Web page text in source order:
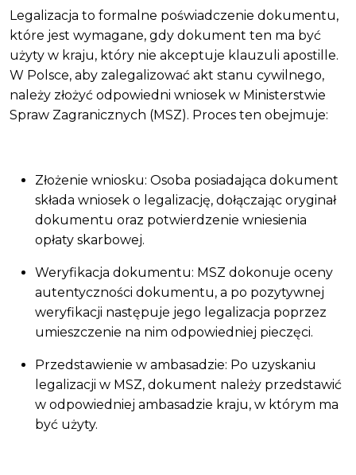
Legalizacja to formalne poświadczenie dokumentu,
które jest wymagane, gdy dokument ten ma być
użyty w kraju, który nie akceptuje klauzuli apostille.
W Polsce, aby zalegalizować akt stanu cywilnego,
należy złożyć odpowiedni wniosek w Ministerstwie
Spraw Zagranicznych (MSZ). Proces ten obejmuje:
Złożenie wniosku: Osoba posiadająca dokument
składa wniosek o legalizację, dołączając oryginał
dokumentu oraz potwierdzenie wniesienia
opłaty skarbowej.
Weryfikacja dokumentu: MSZ dokonuje oceny
autentyczności dokumentu, a po pozytywnej
weryfikacji następuje jego legalizacja poprzez
umieszczenie na nim odpowiedniej pieczęci.
Przedstawienie w ambasadzie: Po uzyskaniu
legalizacji w MSZ, dokument należy przedstawić
w odpowiedniej ambasadzie kraju, w którym ma
być użyty.